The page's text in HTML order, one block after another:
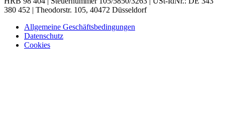
380 452 | Theodorstr. 105, 40472 Düsseldorf
Allgemeine Geschäftsbedingungen
Datenschutz
Cookies